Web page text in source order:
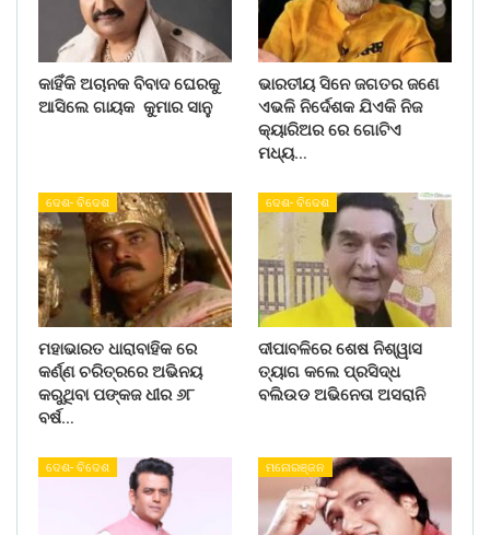
କାହିଁକି ଅଚାନକ ବିବାଦ ଘେରକୁ
ଆସିଲେ ଗାୟକ କୁମାର ସାନୁ
ଭାରତୀୟ ସିନେ ଜଗତର ଜଣେ
ଏଭଳି ନିର୍ଦେଶକ ଯିଏକି ନିଜ
କ୍ୟାରିଅର ରେ ଗୋଟିଏ
ମଧ୍ୟ…
ଦେଶ- ବିଦେଶ
ମହାଭାରତ ଧାରାବାହିକ ରେ
କର୍ଣ୍ଣ ଚରିତ୍ରରେ ଅଭିନୟ
କରୁଥିବା ପଙ୍କଜ ଧୀର ୬୮
ବର୍ଷ…
ଦେଶ- ବିଦେଶ
ଦୀପାବଳିରେ ଶେଷ ନିଶ୍ୱାସ
ତ୍ୟାଗ କଲେ ପ୍ରସିଦ୍ଧ
ବଲିଉଡ ଅଭିନେତା ଅସରାନି
ଦେଶ- ବିଦେଶ ମନୋରଞ୍ଜନ